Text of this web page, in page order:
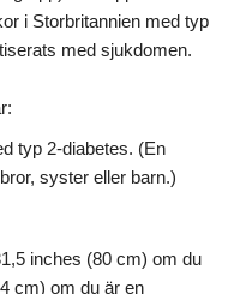
i Storbritannien med typ
med sjukdomen.
typ 2-diabetes. (En
syster eller barn.)
inches (80 cm) om du
cm) om du är en